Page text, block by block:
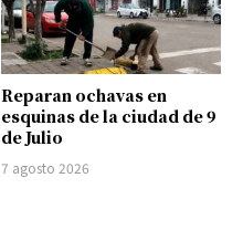
Reparan ochavas en
esquinas de la ciudad de 9
de Julio
7 agosto 2026